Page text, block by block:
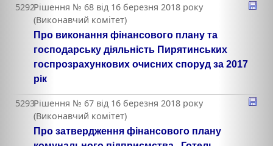
5292Рішення № 68 від 16 березня 2018 року
(Виконавчий комітет)
Про виконання фінансового плану та
господарську діяльність Пирятинських
госпрозрахункових очисних споруд за 2017
рік
5293Рішення № 67 від 16 березня 2018 року
(Виконавчий комітет)
Про затвердження фінансового плану